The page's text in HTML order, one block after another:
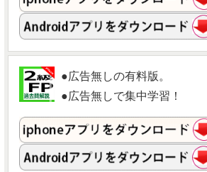
●広告無しの有料版。
●広告無しで集中学習！